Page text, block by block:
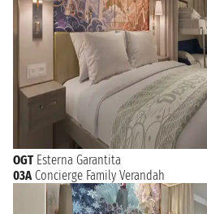
OGT Esterna Garantita
03A Concierge Family Verandah